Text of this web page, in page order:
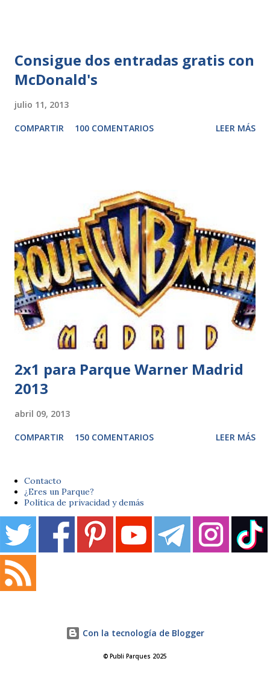
Consigue dos entradas gratis con
McDonald's
julio 11, 2013
COMPARTIR 100 COMENTARIOS LEER MÁS
2x1 para Parque Warner Madrid
2013
abril 09, 2013
COMPARTIR 150 COMENTARIOS LEER MÁS
Contacto
¿Eres un Parque?
Política de privacidad y demás
Con la tecnología de Blogger
© Publi Parques 2025